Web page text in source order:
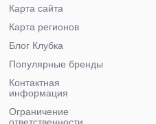
Карта сайта
Карта регионов
Блог Клубка
Популярные бренды
Контактная
информация
Ограничение